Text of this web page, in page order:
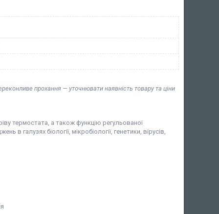
прохання — уточнювати наявність товару та ціни
термостата, а також функцію регульованої
галузях біології, мікробіології, генетики, вірусів,